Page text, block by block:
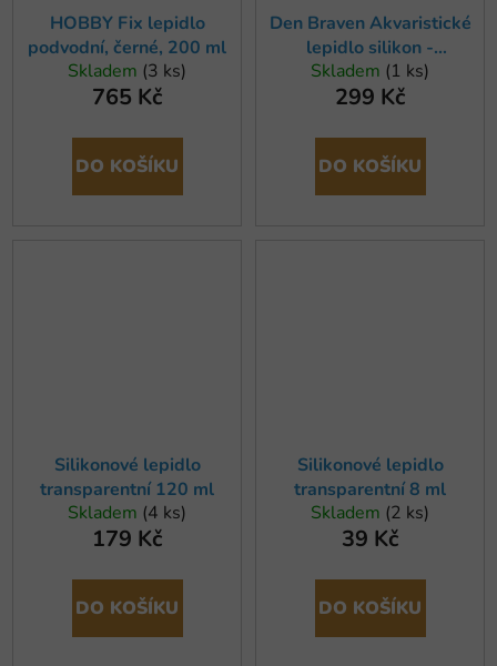
HOBBY Fix lepidlo
podvodní, černé, 200 ml
Skladem (3 ks)
765 Kč
DO KOŠÍKU
Den Braven Akvaristické
lepidlo silikon -
transparentní
Skladem (1 ks)
299 Kč
DO KOŠÍKU
Silikonové lepidlo
transparentní 120 ml
Skladem (4 ks)
179 Kč
DO KOŠÍKU
Silikonové lepidlo
transparentní 8 ml
Skladem (2 ks)
39 Kč
DO KOŠÍKU